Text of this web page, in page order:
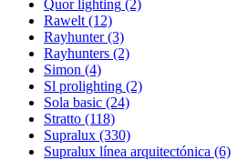
Quor lighting (2)
Rawelt (12)
Rayhunter (3)
Rayhunters (2)
Simon (4)
Sl prolighting (2)
Sola basic (24)
Stratto (118)
Supralux (330)
Supralux línea arquitectónica (6)